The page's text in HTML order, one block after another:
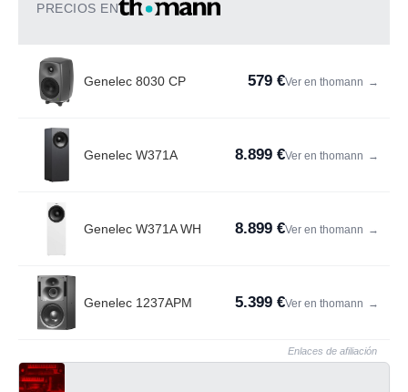
PRECIOS EN
Genelec 8030 CP 579 €Ver en thomann →
Genelec W371A 8.899 €Ver en thomann →
Genelec W371A WH 8.899 €Ver en thomann →
Genelec 1237APM 5.399 €Ver en thomann →
Enlaces de afiliación